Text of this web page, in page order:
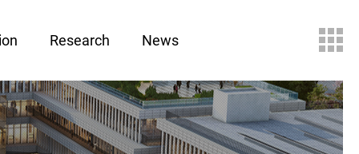
Research News